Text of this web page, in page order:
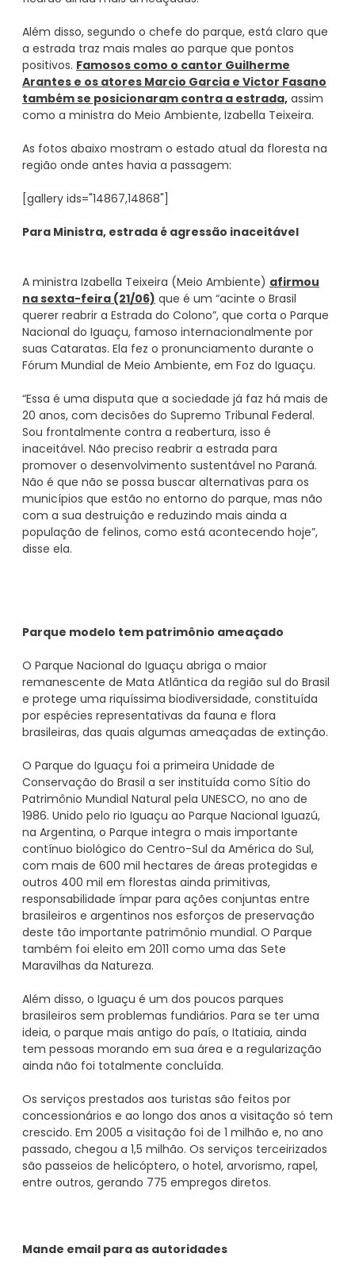
Além disso, segundo o chefe do parque, está claro que
a estrada traz mais males ao parque que pontos
positivos. Famosos como o cantor Guilherme
Arantes e os atores Marcio Garcia e Victor Fasano
também se posicionaram contra a estrada, assim
como a ministra do Meio Ambiente, Izabella Teixeira.
As fotos abaixo mostram o estado atual da floresta na
região onde antes havia a passagem:
[gallery ids="14867,14868"]
Para Ministra, estrada é agressão inaceitável
A ministra Izabella Teixeira (Meio Ambiente) afirmou
na sexta-feira (21/06) que é um “acinte o Brasil
querer reabrir a Estrada do Colono”, que corta o Parque
Nacional do Iguaçu, famoso internacionalmente por
suas Cataratas. Ela fez o pronunciamento durante o
Fórum Mundial de Meio Ambiente, em Foz do Iguaçu.
“Essa é uma disputa que a sociedade já faz há mais de
20 anos, com decisões do Supremo Tribunal Federal.
Sou frontalmente contra a reabertura, isso é
inaceitável. Não preciso reabrir a estrada para
promover o desenvolvimento sustentável no Paraná.
Não é que não se possa buscar alternativas para os
municípios que estão no entorno do parque, mas não
com a sua destruição e reduzindo mais ainda a
população de felinos, como está acontecendo hoje”,
disse ela.
Parque modelo tem patrimônio ameaçado
O Parque Nacional do Iguaçu abriga o maior
remanescente de Mata Atlântica da região sul do Brasil
e protege uma riquíssima biodiversidade, constituída
por espécies representativas da fauna e flora
brasileiras, das quais algumas ameaçadas de extinção.
O Parque do Iguaçu foi a primeira Unidade de
Conservação do Brasil a ser instituída como Sítio do
Patrimônio Mundial Natural pela UNESCO, no ano de
1986. Unido pelo rio Iguaçu ao Parque Nacional Iguazú,
na Argentina, o Parque integra o mais importante
contínuo biológico do Centro-Sul da América do Sul,
com mais de 600 mil hectares de áreas protegidas e
outros 400 mil em florestas ainda primitivas,
responsabilidade ímpar para ações conjuntas entre
brasileiros e argentinos nos esforços de preservação
deste tão importante patrimônio mundial. O Parque
também foi eleito em 2011 como uma das Sete
Maravilhas da Natureza.
Além disso, o Iguaçu é um dos poucos parques
brasileiros sem problemas fundiários. Para se ter uma
ideia, o parque mais antigo do país, o Itatiaia, ainda
tem pessoas morando em sua área e a regularização
ainda não foi totalmente concluída.
Os serviços prestados aos turistas são feitos por
concessionários e ao longo dos anos a visitação só tem
crescido. Em 2005 a visitação foi de 1 milhão e, no ano
passado, chegou a 1,5 milhão. Os serviços terceirizados
são passeios de helicóptero, o hotel, arvorismo, rapel,
entre outros, gerando 775 empregos diretos.